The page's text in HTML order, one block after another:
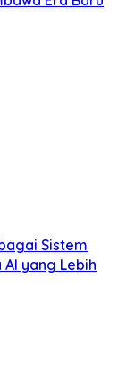
Sistem
yang Lebih